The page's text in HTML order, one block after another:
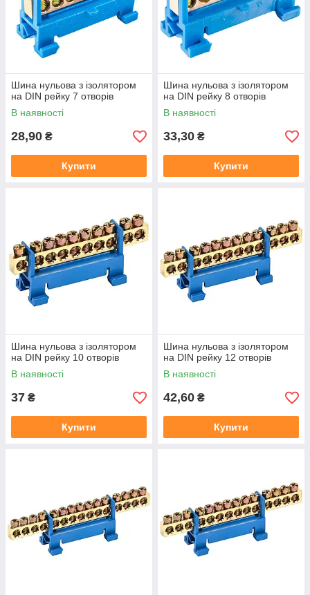
Шина нульова з ізолятором
на DIN рейку 7 отворів
В наявності
28,90 ₴
Купити
Шина нульова з ізолятором
на DIN рейку 8 отворів
В наявності
33,30 ₴
Купити
Шина нульова з ізолятором
на DIN рейку 10 отворів
В наявності
37 ₴
Купити
Шина нульова з ізолятором
на DIN рейку 12 отворів
В наявності
42,60 ₴
Купити